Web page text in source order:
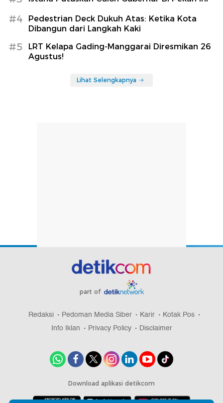
#4
Pedestrian Deck Dukuh Atas: Ketika Kota
Dibangun dari Langkah Kaki
#5
LRT Kelapa Gading-Manggarai Diresmikan 26
Agustus!
Lihat Selengkapnya
part of
Redaksi Pedoman Media Siber Karir
Kotak Pos
Info Iklan
Privacy Policy Disclaimer
Download aplikasi detikcom